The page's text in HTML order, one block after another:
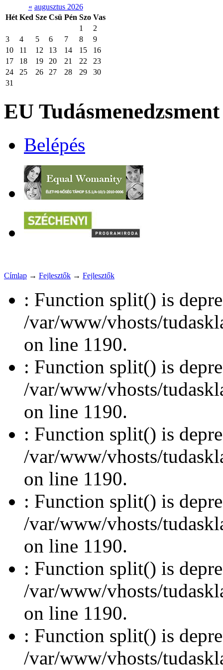
« augusztus 2026
Hét Ked Sze Csü Pén Szo Vas
1
2
3
4 5 6 7 8
9
10
11 12 13 14 15
16
17
18 19 20 21 22
23
24
25 26 27 28 29
30
31
EU
Belépés
Címlap → Fejlesztők → Fejlesztők
: Function split() is
/var/www/vhosts/
on line 1190.
: Function split() is
/var/www/vhosts/
on line 1190.
: Function split() is
/var/www/vhosts/
on line 1190.
: Function split() is
/var/www/vhosts/
on line 1190.
: Function split() is
/var/www/vhosts/
on line 1190.
: Function split() is
/var/www/vhosts/